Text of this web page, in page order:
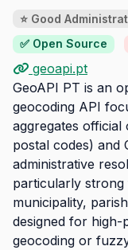
⭐ Good
✅ Open Source
geoapi.pt
GeoAPI PT is an
geocoding API
aggregates official
postal codes) and
administrative
particularly
municipality,
designed for
geocoding or